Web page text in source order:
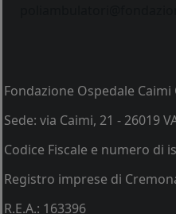
Fondazione Ospedale Caimi
Sede: via Caimi, 21 - 26019
Codice Fiscale e numero di
Registro imprese di
R.E.A.: 163396